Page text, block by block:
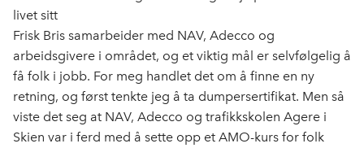
livet sitt
Frisk Bris samarbeider med NAV, Adecco og
arbeidsgivere i området, og et viktig mål er selvfølgelig å
få folk i jobb. For meg handlet det om å finne en ny
retning, og først tenkte jeg å ta dumpersertifikat. Men så
viste det seg at NAV, Adecco og trafikkskolen Agere i
Skien var i ferd med å sette opp et AMO-kurs for folk